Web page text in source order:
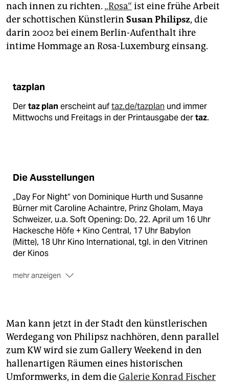
nach innen zu richten. „Rosa“ ist eine frühe Arbeit
der schottischen Künstlerin Susan Philipsz, die
darin 2002 bei einem Berlin-Aufenthalt ihre
intime Hommage an Rosa-Luxemburg einsang.
tazplan
Dertaz planerscheint auftaz.de/tazplan und immer
Mittwochs und Freitags in der Printausgabe dertaz.
Die Ausstellungen
„Day For Night“ von Dominique Hurth und Susanne
Bürner mit Caroline Achaintre, Prinz Gholam, Maya
Schweizer, u.a. Soft Opening: Do, 22. April um 16 Uhr
Hackesche Höfe + Kino Central, 17 Uhr Babylon
(Mitte), 18 Uhr Kino International, tgl. in den Vitrinen
der Kinos
mehr anzeigen
Grünstraße 12
Josef Strau, „Mephisto Hours“,Galerie Buchholz, bis
24.4., Di–Sa 11–18Uhr, Fasanenstraße 30
Man kann jetzt in der Stadt den künstlerischen
Werdegang von Philipsz nachhören, denn parallel
zum KW wird sie zum Gallery Weekend in den
hallenartigen Räumen eines historischen
Umformwerks, in dem dieGalerie Konrad Fischer